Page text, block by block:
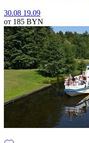
30.08 19.09
от 185 BYN